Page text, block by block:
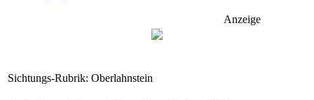
Anzeige
Sichtungs-Rubrik: Oberlahnstein